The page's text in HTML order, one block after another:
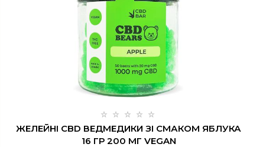
ЖЕЛЕЙНІ CBD ВЕДМЕДИКИ ЗІ СМАКОМ ЯБЛУКА
16 ГР 200 МГ VEGAN